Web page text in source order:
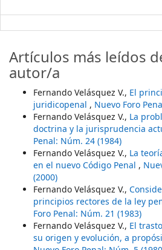
Artículos más leídos
autor/a
Fernando Velásquez V., El
juridicopenal , Nuevo Foro
Fernando Velásquez V., La
doctrina y la jurisprudencia
Penal: Núm. 24 (1984)
Fernando Velásquez V., La
en el nuevo Código Penal ,
(2000)
Fernando Velásquez V.,
principios rectores de la ley
Foro Penal: Núm. 21 (1983)
Fernando Velásquez V., El
su origen y evolución, a